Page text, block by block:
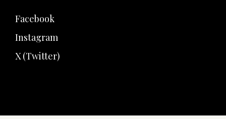
Facebook
Instagram
X (Twitter)